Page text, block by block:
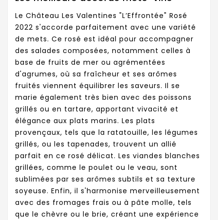
Le Château Les Valentines "L’Effrontée" Rosé
2022 s'accorde parfaitement avec une variété
de mets. Ce rosé est idéal pour accompagner
des salades composées, notamment celles à
base de fruits de mer ou agrémentées
d'agrumes, où sa fraîcheur et ses arômes
fruités viennent équilibrer les saveurs. Il se
marie également très bien avec des poissons
grillés ou en tartare, apportant vivacité et
élégance aux plats marins. Les plats
provençaux, tels que la ratatouille, les légumes
grillés, ou les tapenades, trouvent un allié
parfait en ce rosé délicat. Les viandes blanches
grillées, comme le poulet ou le veau, sont
sublimées par ses arômes subtils et sa texture
soyeuse. Enfin, il s'harmonise merveilleusement
avec des fromages frais ou à pâte molle, tels
que le chèvre ou le brie, créant une expérience